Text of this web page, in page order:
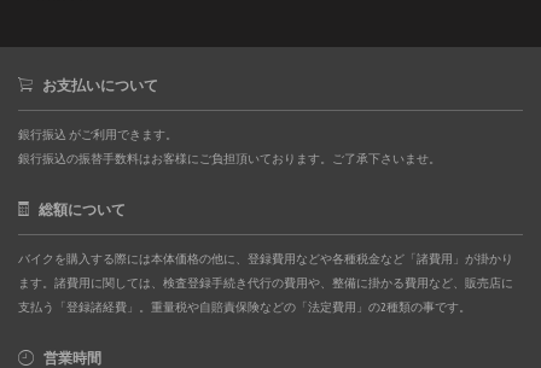
お支払いについて
銀行振込 がご利用できます。
銀行振込の振替手数料はお客様にご負担頂いております。ご了承下さいませ。
総額について
バイクを購入する際には本体価格の他に、登録費用などや各種税金など「諸費用」が掛かり
ます。諸費用に関しては、検査登録手続き代行の費用や、整備に掛かる費用など、販売店に
支払う「登録諸経費」。重量税や自賠責保険などの「法定費用」の2種類の事です。
営業時間